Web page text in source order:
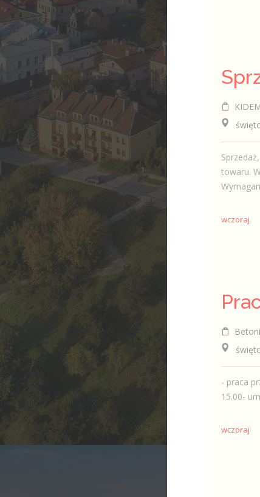
towaru.
wczoraj
- praca
15.00-
wczoraj